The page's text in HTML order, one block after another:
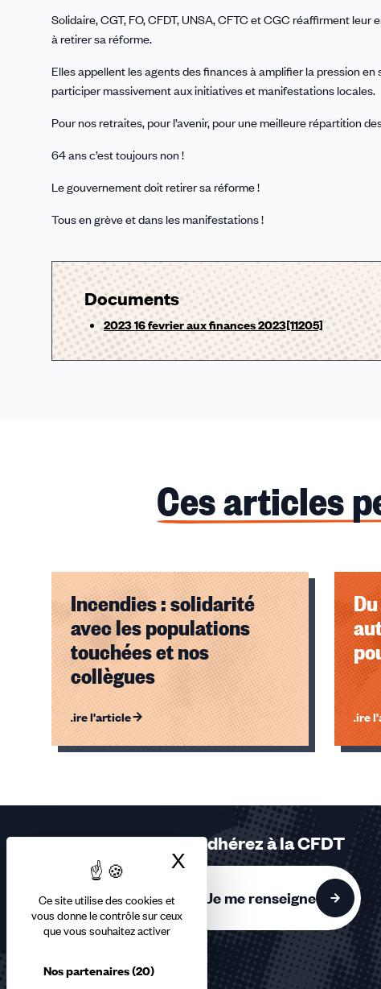
Ce site utilise des cookies et
vous donne le contrôle sur ceux
que vous souhaitez activer
Nos partenaires(20)
X Masquer le
Solidaire, CGT, FO, CFDT, UNSA, CFTC et CGC réaffirment
à retirer sa réforme.
Elles appellent les agents des finances à amplifier la pression
participer massivement aux initiatives et manifestations locales.
Pour nos retraites, pour l’avenir, pour une meilleure répartition
64 ans c’est toujours non !
Le gouvernement doit retirer sa réforme !
Tous en grève et dans les manifestations !
Documents
2023 16 fevrier aux finances 2023[11205]
Ces articles
Incendies : solidarité
avec les populations
touchées et nos
collègues
Lire l'article Lire
Éléments
accessibles
Adhérez à la CFDT
Je me renseigne